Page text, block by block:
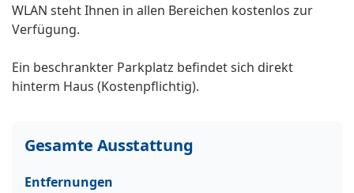
WLAN steht Ihnen in allen Bereichen kostenlos zur
Verfügung.
Ein beschrankter Parkplatz befindet sich direkt
hinterm Haus (Kostenpflichtig).
Gesamte Ausstattung
Entfernungen